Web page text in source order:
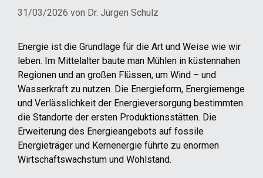
31/03/2026 von Dr. Jürgen Schulz
Energie ist die Grundlage für die Art und Weise wie wir
leben. Im Mittelalter baute man Mühlen in küstennahen
Regionen und an großen Flüssen, um Wind – und
Wasserkraft zu nutzen. Die Energieform, Energiemenge
und Verlässlichkeit der Energieversorgung bestimmten
die Standorte der ersten Produktionsstätten. Die
Erweiterung des Energieangebots auf fossile
Energieträger und Kernenergie führte zu enormen
Wirtschaftswachstum und Wohlstand.